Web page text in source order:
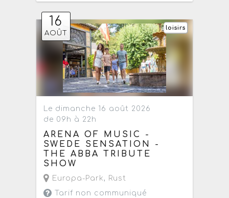
16
AOÛT
loisirs
Le dimanche 16 août 2026
de 09h à 22h
ARENA OF MUSIC -
SWEDE SENSATION -
THE ABBA TRIBUTE
SHOW
Europa-Park, Rust
Tarif non communiqué